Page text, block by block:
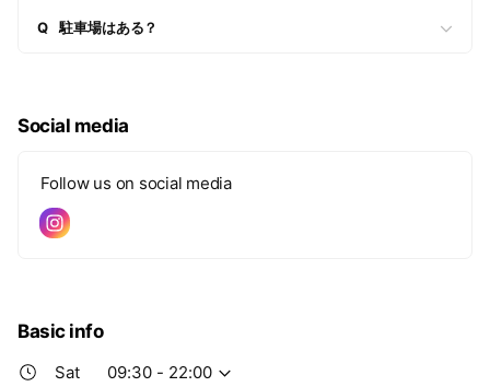
Q 駐車場はある？
Social media
Follow us on social media
Basic info
Sat
09:30 - 22:00